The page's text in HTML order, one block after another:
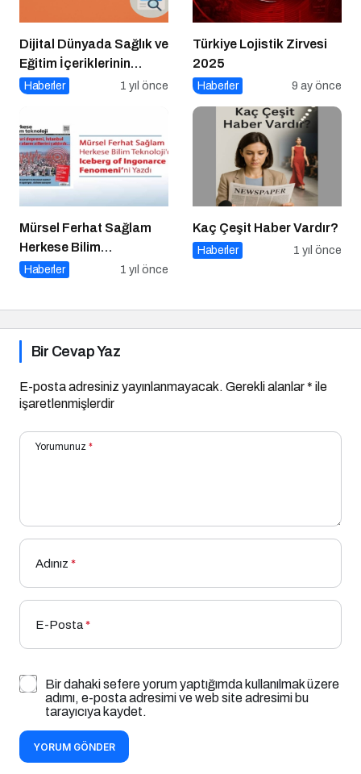
Dijital Dünyada Sağlık ve
Eğitim İçeriklerinin
Önemi
Haberler 1 yıl önce
Türkiye Lojistik Zirvesi
2025
Haberler 9 ay önce
Mürsel Ferhat Sağlam
Herkese Bilim
Teknoloji’de “Iceberg of
Haberler 1 yıl önce
Kaç Çeşit Haber Vardır?
Haberler 1 yıl önce
Bir Cevap Yaz
E-posta adresiniz yayınlanmayacak. Gerekli alanlar* ile
işaretlenmişlerdir
Yorumunuz *
Adınız *
E-Posta*
Bir dahaki sefere yorum yaptığımda kullanılmak üzere
adımı, e-posta adresimi ve web site adresimi bu
tarayıcıya kaydet.
YORUM GÖNDER